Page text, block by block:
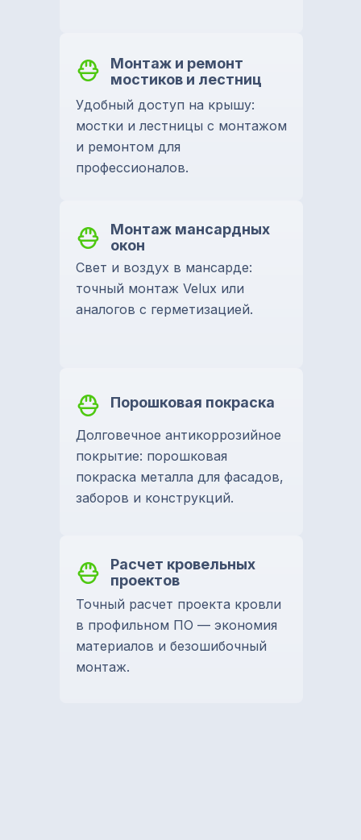
Монтаж и ремонт
мостиков и лестниц
Удобный доступ на крышу:
мостки и лестницы с монтажом
и ремонтом для
профессионалов.
Монтаж мансардных
окон
Свет и воздух в мансарде:
точный монтаж Velux или
аналогов с герметизацией.
Порошковая покраска
Долговечное антикоррозийное
покрытие: порошковая
покраска металла для фасадов,
заборов и конструкций.
Расчет кровельных
проектов
Точный расчет проекта кровли
в профильном ПО — экономия
материалов и безошибочный
монтаж.